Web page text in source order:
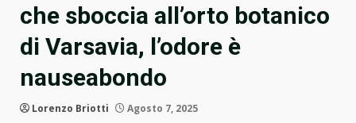
che sboccia all’orto botanico
di Varsavia, l’odore è
nauseabondo
Lorenzo Briotti Agosto 7, 2025